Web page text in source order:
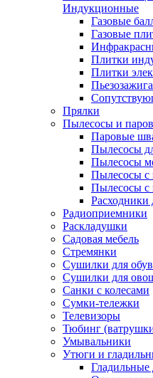
Индукционные
Газовые
Газовые
Плитки
Плитки
Прялки
Пылесосы и
Паровые
Пылесосы
Пылесосы
Пылесосы с
Пылесосы с
Расходники
Радиоприемники
Раскладушки
Садовая мебель
Стремянки
Сушилки для
Сушилки для
Санки с колесами
Сумки-тележки
Телевизоры
Тюбинг
Умывальники
Утюги и
Гладильные